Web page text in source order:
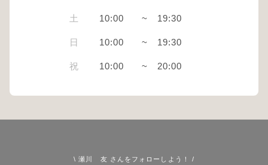
土 10:00 ~ 19:30
日 10:00 ~ 19:30
祝 10:00 ~ 20:00
\ 瀬川 友 さんをフォローしよう！ /